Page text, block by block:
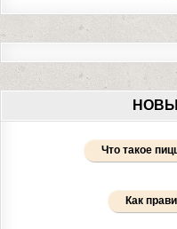
Что такое
Как